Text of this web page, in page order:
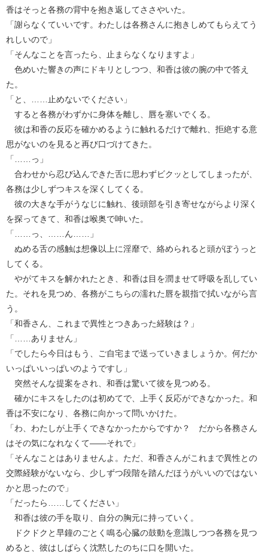
香はそっと各務の背中を抱き返してささやいた。
「謝らなくていいです。わたしは各務さんに抱きしめてもらえてう
れしいので」
「そんなことを言ったら、止まらなくなりますよ」
色めいた響きの声にドキリとしつつ、和香は彼の腕の中で答え
た。
「と、……止めないでください」
すると各務がわずかに身体を離し、唇を塞いでくる。
彼は和香の反応を確かめるように触れるだけで離れ、拒絶する意
思がないのを見ると再び口づけてきた。
「……っ」
合わせから忍び込んできた舌に思わずビクッとしてしまったが、
各務は少しずつキスを深くしてくる。
彼の大きな手がうなじに触れ、後頭部を引き寄せながらより深く
を探ってきて、和香は喉奥で呻いた。
「……っ、……ん……」
ぬめる舌の感触は想像以上に淫靡で、絡められると頭がぼうっと
してくる。
やがてキスを解かれたとき、和香は目を潤ませて呼吸を乱してい
た。それを見つめ、各務がこちらの濡れた唇を親指で拭いながら言
う。
「和香さん、これまで異性とつきあった経験は？」
「……ありません」
「でしたら今日はもう、ご自宅まで送っていきましょうか。何だか
いっぱいいっぱいのようですし」
突然そんな提案をされ、和香は驚いて彼を見つめる。
確かにキスをしたのは初めてで、上手く反応ができなかった。和
香は不安になり、各務に向かって問いかけた。
「わ、わたしが上手くできなかったからですか？ だから各務さん
はその気になれなくて――それで」
「そんなことはありませんよ。ただ、和香さんがこれまで異性との
交際経験がないなら、少しずつ段階を踏んだほうがいいのではない
かと思ったので」
「だったら……してください」
和香は彼の手を取り、自分の胸元に持っていく。
ドクドクと早鐘のごとく鳴る心臓の鼓動を意識しつつ各務を見つ
めると、彼はしばらく沈黙したのちに口を開いた。